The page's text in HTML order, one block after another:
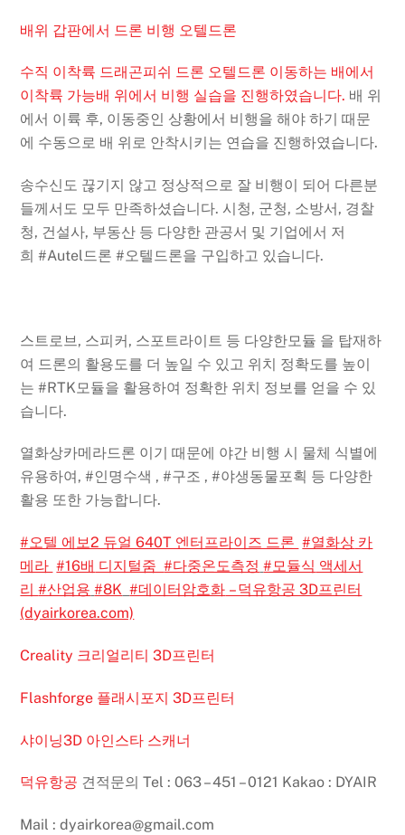
배위 갑판에서 드론 비행 오텔드론
수직 이착륙 드래곤피쉬 드론 오텔드론 이동하는 배에서
이착륙 가능배 위에서 비행 실습을 진행하였습니다. 배 위
에서 이륙 후, 이동중인 상황에서 비행을 해야 하기 때문
에 수동으로 배 위로 안착시키는 연습을 진행하였습니다.
송수신도 끊기지 않고 정상적으로 잘 비행이 되어 다른분
들께서도 모두 만족하셨습니다.시청, 군청, 소방서, 경찰
청, 건설사, 부동산 등 다양한 관공서 및 기업에서 저
희#Autel드론 #오텔드론을 구입하고 있습니다.
스트로브, 스피커, 스포트라이트 등 다양한모듈 을 탑재하
여 드론의 활용도를 더 높일 수 있고 위치 정확도를 높이
는#RTK모듈을 활용하여 정확한 위치 정보를 얻을 수 있
습니다.
열화상카메라드론 이기 때문에 야간 비행 시 물체 식별에
유용하여,#인명수색 ,#구조 ,#야생동물포획 등 다양한
활용 또한 가능합니다.
#오텔 에보2 듀얼 640T 엔터프라이즈 드론 #열화상 카
메라 #16배 디지털줌#다중온도측정 #모듈식 액세서
리#산업용 #8K #데이터암호화 – 덕유항공 3D프린터
(dyairkorea.com)
Creality 크리얼리티 3D프린터
Flashforge 플래시포지 3D프린터
샤이닝3D 아인스타 스캐너
덕유항공 견적문의 Tel : 063 – 451 – 0121 Kakao : DYAIR
Mail : dyairkorea@gmail.com